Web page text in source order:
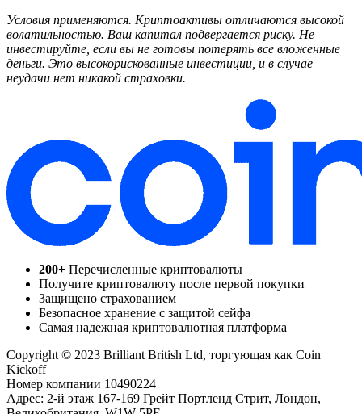
Условия применяются. Криптоактивы отличаются высокой
волатильностью. Ваш капитал подвергается риску. Не
инвестируйте, если вы не готовы потерять все вложенные
деньги. Это высокорискованные инвестиции, и в случае
неудачи нет никакой страховки.
200+ Перечисленные криптовалюты
Получите криптовалюту после первой покупки
Защищено страхованием
Безопасное хранение с защитой сейфа
Самая надежная криптовалютная платформа
Copyright © 2023 Brilliant British Ltd, торгующая как Coin
Kickoff
Номер компании 10490224
Адрес: 2-й этаж 167-169 Грейт Портленд Стрит, Лондон,